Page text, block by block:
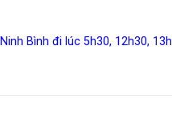
Ninh Bình đi lúc 5h30, 12h30, 13h